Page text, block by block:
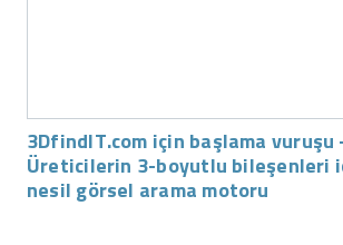
3DfindIT.com için başlama vuruşu
Üreticilerin 3-boyutlu bileşenleri
nesil görsel arama motoru